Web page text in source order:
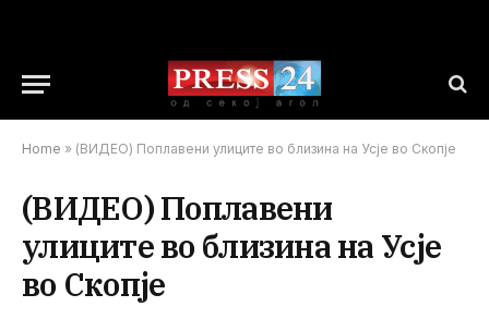
Home » (ВИДЕО) Поплавени улиците во близина на Усје во Скопје
(ВИДЕО) Поплавени
улиците во близина на Усје
во Скопје